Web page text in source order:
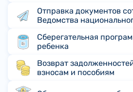
Отправка документов
Ведомства
Сберегательная
ребенка
Возврат
взносам и пособиям